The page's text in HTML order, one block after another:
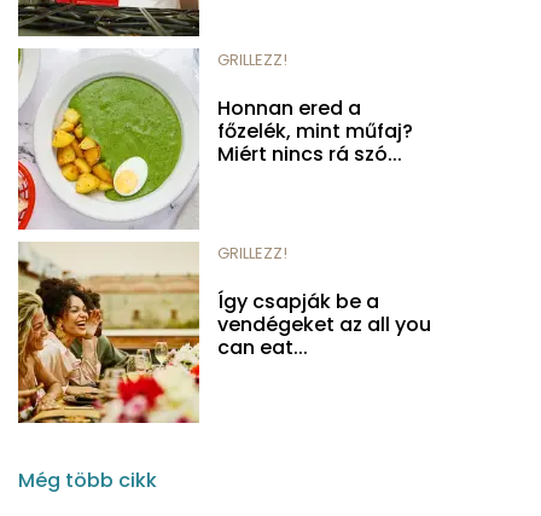
GRILLEZZ!
Honnan ered a
főzelék, mint műfaj?
Miért nincs rá szó...
GRILLEZZ!
Így csapják be a
vendégeket az all you
can eat...
Még több cikk